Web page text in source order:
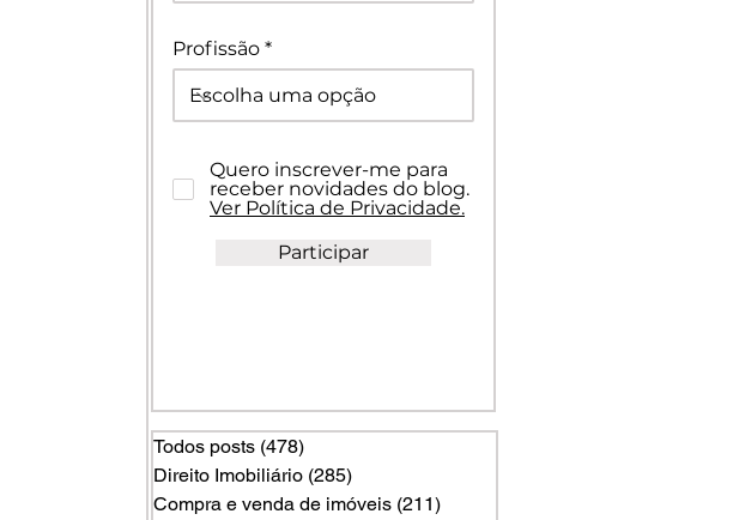
Profissão
Quero inscrever-me para
receber novidades do blog.
Ver Política de Privacidade.
Participar
Todos posts (478)
Direito Imobiliário (285)
Compra e venda de imóveis (211)